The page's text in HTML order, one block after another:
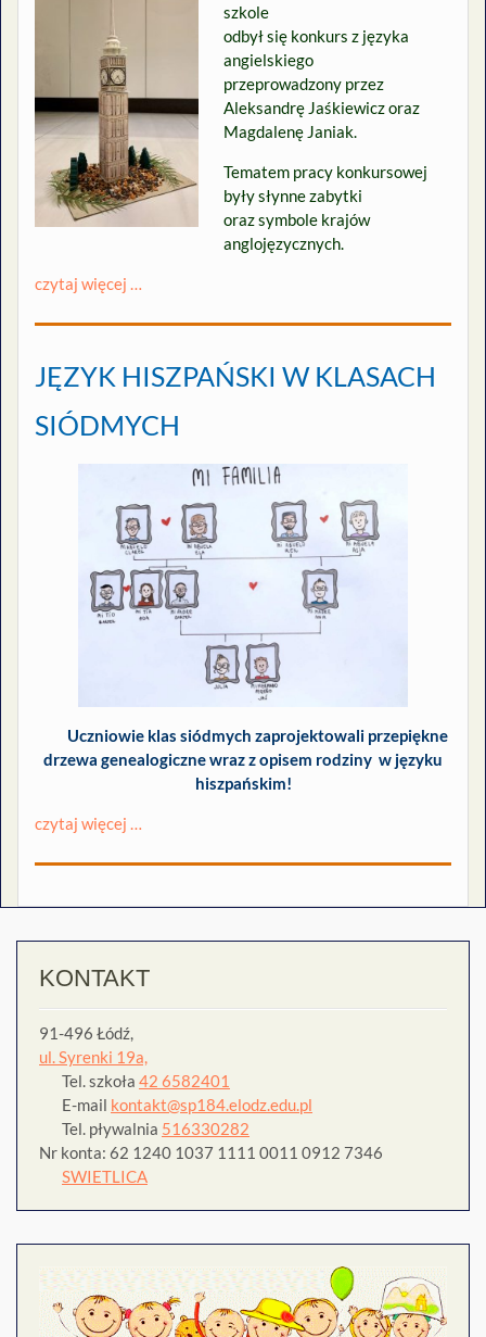
szkole
odbył się konkurs z języka
angielskiego
przeprowadzony przez
Aleksandrę Jaśkiewicz oraz
Magdalenę Janiak.
Tematem pracy konkursowej
były słynne zabytki
oraz symbole krajów
anglojęzycznych.
czytaj więcej …
JĘZYK HISZPAŃSKI W KLASACH
SIÓDMYCH
Uczniowie klas siódmych zaprojektowali przepiękne
drzewa genealogiczne wraz z opisem rodziny w języku
hiszpańskim!
czytaj więcej …
KONTAKT
91-496 Łódź,
ul. Syrenki 19a,
Tel. szkoła 42 6582401
E-mail kontakt@sp184.elodz.edu.pl
Tel. pływalnia 516330282
Nr konta: 62 1240 1037 1111 0011 0912 7346
SWIETLICA